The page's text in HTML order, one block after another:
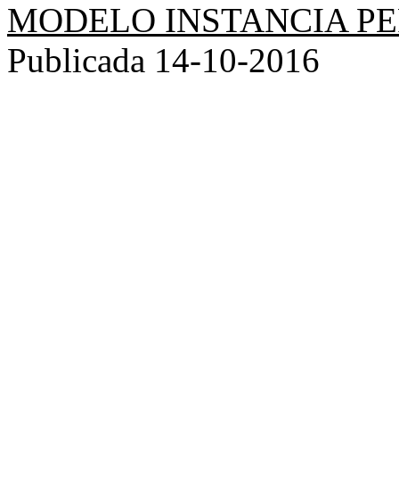
MODELO INSTANCIA
Publicada 14-10-2016